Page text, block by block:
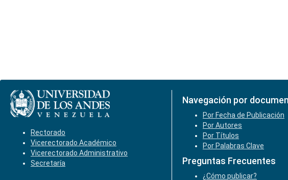
Rectorado
Vicerectorado Académico
Vicerectorado Administrativo
Secretaría
Navegación por
Por Fecha de Publicación
Por Autores
Por Títulos
Por Palabras Clave
Preguntas Frecuentes
¿Cómo publicar?